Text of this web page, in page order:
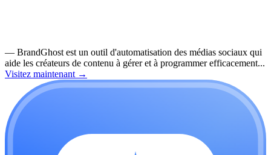
— BrandGhost est un outil d'automatisation des médias sociaux qui
aide les créateurs de contenu à gérer et à programmer efficacement...
Visitez maintenant →